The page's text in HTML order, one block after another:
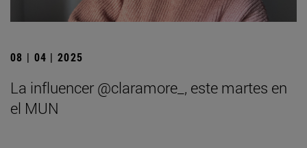
08 | 04 | 2025
La influencer @claramore_, este martes en
el MUN